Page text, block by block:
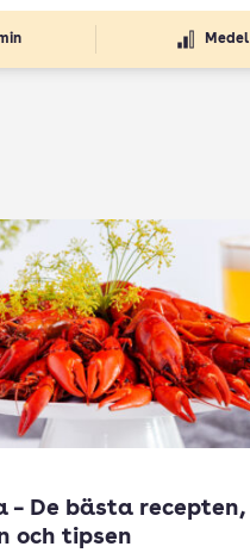
Medel
– De bästa recepten,
och tipsen